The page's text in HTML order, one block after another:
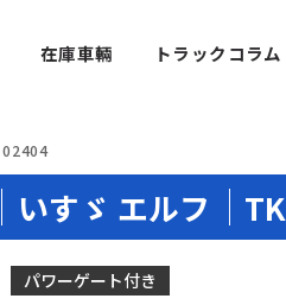
在庫車輛 トラックコラム
いすゞ エルフ
パワーゲート付き